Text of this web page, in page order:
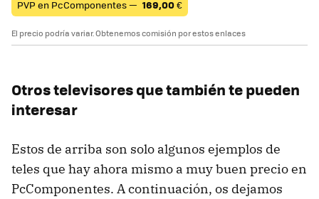
PVP en PcComponentes — 169,00€
El precio podría variar. Obtenemos comisión por estos enlaces
Otros televisores que también te pueden
interesar
Estos de arriba son solo algunos ejemplos de
teles que hay ahora mismo a muy buen precio en
PcComponentes. A continuación, os dejamos